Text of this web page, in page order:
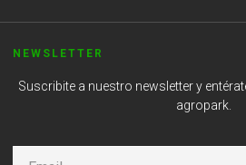
NEWSLETTER
Suscribite a nuestro newsletter y
agropark.